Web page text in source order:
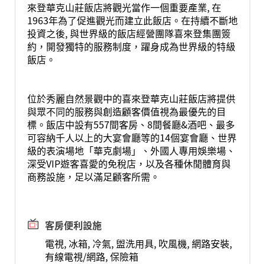
來登華克山莊飯店將觀光當作一個重要產業, 在
1963年為了促進觀光而建立此飯店。在持續不斷地
投資之後, 與世界級的飯店經營團隊喜來登集團簽
約，開發獨特的服務制度，躍身成為世界級的特級
飯店。
位於秀麗自然景觀中的喜來登華克山莊飯店將提供
與眾不同的服務與創造顧客價值視為最優先的目
標。飯店中設有557間客房、8間餐廳&酒吧、最多
可容納千人以上的大宴會廳等的14個宴會廳、世界
級的表演場地「華克劇場」、外國人專用娛樂場、
深受VIP遊客喜愛的免稅店，以及各種休閒體育與
商務設施，足以滿足顧客所需。
客房便利設施
電視, 冰箱, 冷氣, 盥洗用具, 吹風機, 網路安裝,
有線電視/網路, 保險箱